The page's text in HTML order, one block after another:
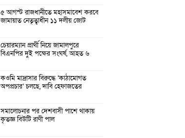
৫ আগস্ট রাজধানীতে মহাসমাবেশ করবে
জামায়াত নেতৃত্বাধীন ১১ দলীয় জোট
চেয়ারম্যান প্রার্থী নিয়ে জামালপুরে
বিএনপির দুই পক্ষের সংঘর্ষ, আহত ৬
কওমি মাদ্রাসার বিরুদ্ধে ‘কাঠামোগত
অপপ্রচার’ চলছে, দাবি হেফাজতের
সমালোচনার পর দেশবাসী পাশে থাকায়
কৃতজ্ঞ বিউটি রাণী পাল